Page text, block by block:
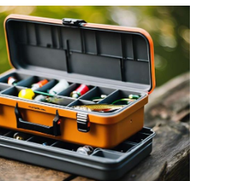
toute heure, même le
week-end. Des mises à
jour OTA gratuites
améliorent régulièrement
les performances de la
caméra, qui devient plus
intelligente au fil du
temps.